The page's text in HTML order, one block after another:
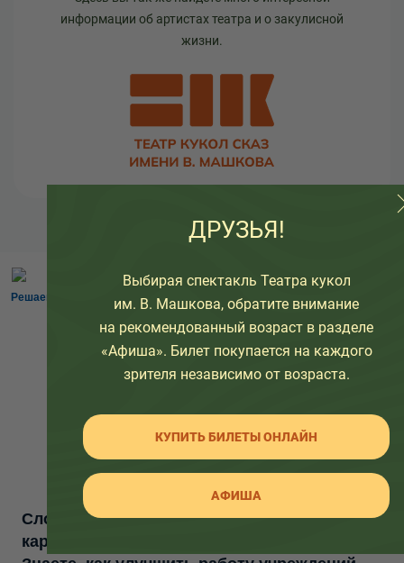
информации об артистах театра и о закулисной
жизни.
Решаем вместе
Сложности с получением «Пушкинской
карты» или приобретением билетов?
ДРУЗЬЯ!
Выбирая спектакль Театра кукол
им. В. Машкова, обратите внимание
на рекомендованный возраст в разделе
«Афиша». Билет покупается на каждого
зрителя независимо от возраста.
КУПИТЬ БИЛЕТЫ ОНЛАЙН
АФИША